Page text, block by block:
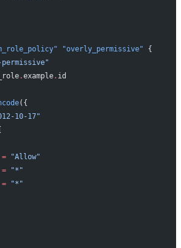
"overly_permissive" {
.example. id
({
10-17"
= "Allow"
= "*"
= "*"